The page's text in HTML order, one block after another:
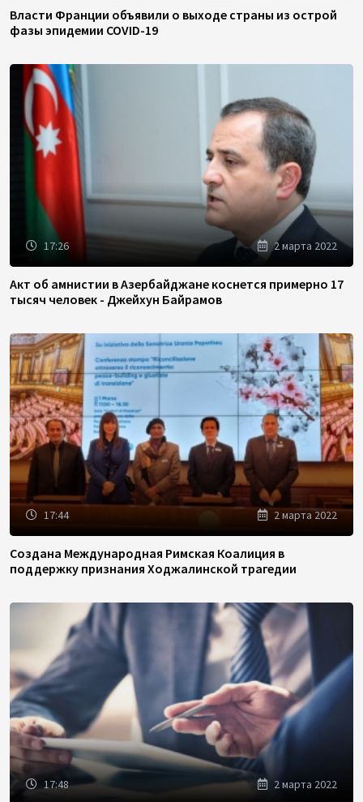
Власти Франции объявили о выходе страны из острой
фазы эпидемии COVID-19
17:26 2 марта 2022
Акт об амнистии в Азербайджане коснется примерно 17
тысяч человек - Джейхун Байрамов
17:44 2 марта 2022
Создана Международная Римская Коалиция в
поддержку признания Ходжалинской трагедии
17:48 2 марта 2022